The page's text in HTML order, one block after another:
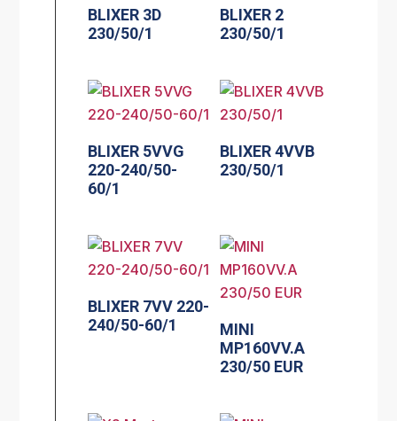
BLIXER 3D
230/50/1
BLIXER 2
230/50/1
BLIXER 5VVG
220-240/50-
60/1
BLIXER 4VVB
230/50/1
BLIXER 7VV 220-
240/50-60/1
MINI
MP160VV.A
230/50 EUR